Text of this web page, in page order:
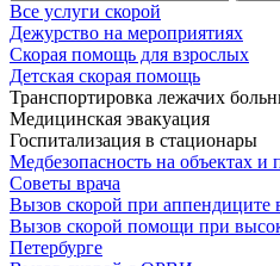
Все услуги скорой
Дежурство на мероприятиях
Скорая помощь для взрослых
Детская скорая помощь
Транспортировка лежачих
Медицинская эвакуация
Госпитализация в стационары
Медбезопасность на объектах и
Советы врача
Вызов скорой при аппендиците
Вызов скорой помощи при
Петербурге